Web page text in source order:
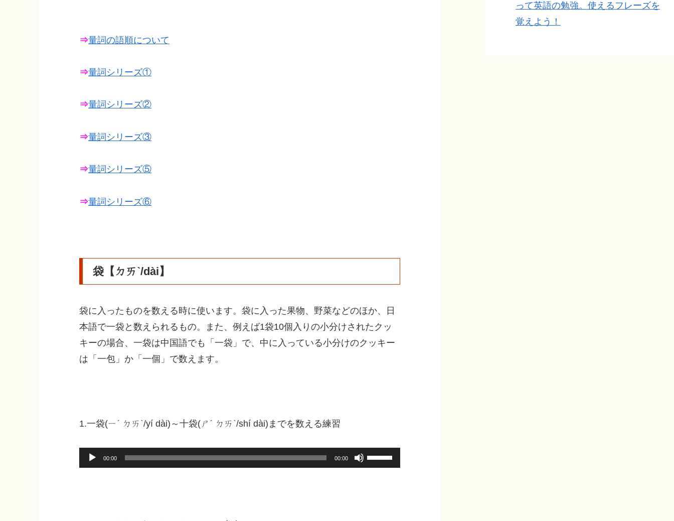
⇒量詞の語順について
⇒量詞シリーズ①
⇒量詞シリーズ②
⇒量詞シリーズ③
⇒量詞シリーズ⑤
⇒量詞シリーズ⑥
袋【ㄉㄞˋ/dài】
袋に入ったものを数える時に使います。袋に入った果物、野菜などのほか、日
本語で一袋と数えられるもの。また、例えば1袋10個入りの小分けされたクッ
キーの場合、一袋は中国語でも「一袋」で、中に入っている小分けのクッキー
は「一包」か「一個」で数えます。
1.一袋(ㄧˊ ㄉㄞˋ/yí dài)～十袋(ㄕˊ ㄉㄞˋ/shí dài)までを数える練習
00:00 00:00
ボ
って英語の勉強。使えるフレーズを
覚えよう！